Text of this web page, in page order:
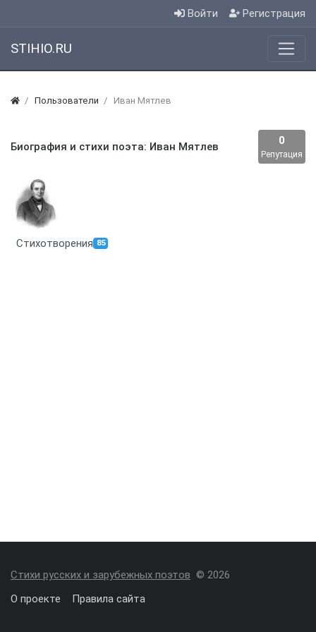
Войти Регистрация
STIHIO.RU
Пользователи Иван Мятлев
Биография и стихи поэта: Иван Мятлев 0
Репутация
Стихотворения 85
Стихи русских и зарубежных поэтов © 2026
О проекте
Правила сайта